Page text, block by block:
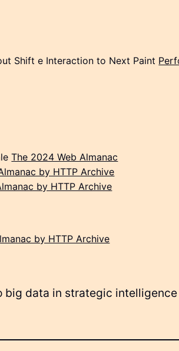
Shift e Interaction to Next Paint
The 2024 Web Almanac
by HTTP Archive
by HTTP Archive
by HTTP Archive
data in strategic